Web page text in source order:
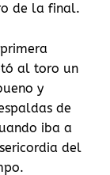
de la final.
al toro un
y
de
iba a
del